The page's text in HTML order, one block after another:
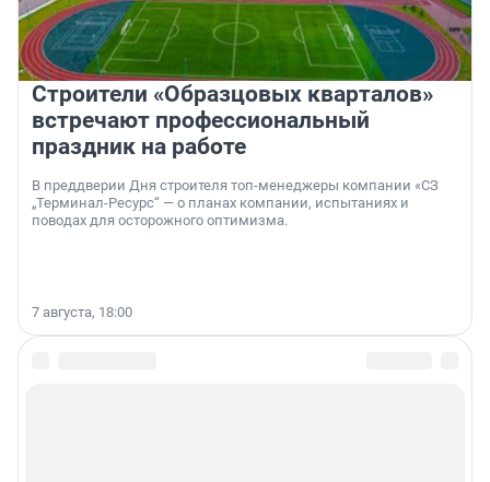
Строители «Образцовых кварталов»
встречают профессиональный
праздник на работе
В преддверии Дня строителя топ-менеджеры компании «СЗ
„Терминал-Ресурс“ — о планах компании, испытаниях и
поводах для осторожного оптимизма.
7 августа, 18:00